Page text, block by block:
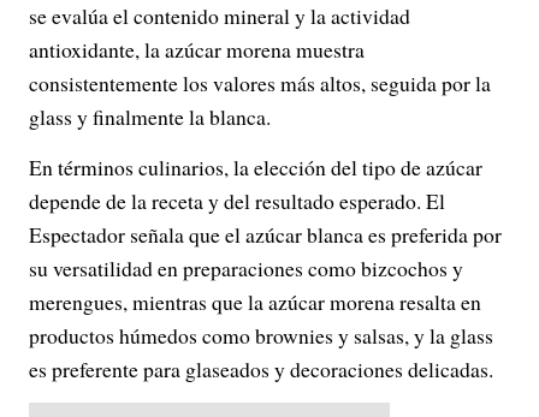
se evalúa el contenido mineral y la actividad
antioxidante, la azúcar morena muestra
consistentemente los valores más altos, seguida por la
glass y finalmente la blanca.
En términos culinarios, la elección del tipo de azúcar
depende de la receta y del resultado esperado. El
Espectador señala que el azúcar blanca es preferida por
su versatilidad en preparaciones como bizcochos y
merengues, mientras que la azúcar morena resalta en
productos húmedos como brownies y salsas, y la glass
es preferente para glaseados y decoraciones delicadas.